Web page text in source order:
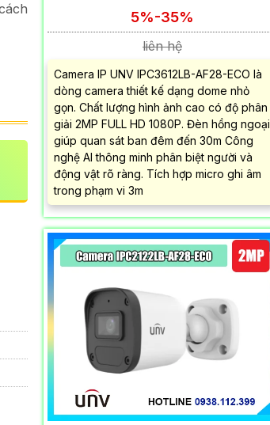
5%-35%
liên hệ
Camera IP UNV IPC3612LB-AF28-ECO là
dòng camera thiết kế dạng dome nhỏ
gọn. Chất lượng hình ảnh cao có độ phân
giải 2MP FULL HD 1080P. Đèn hồng ngoại
giúp quan sát ban đêm đến 30m Công
nghệ AI thông minh phân biệt người và
động vật rõ ràng. Tích hợp micro ghi âm
trong phạm vi 3m